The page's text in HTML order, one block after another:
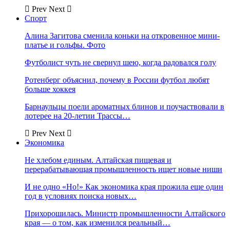
Prev Next
Спорт
Алина Загитова сменила коньки на откровенное мини-
платье и гольфы. Фото
Футболист чуть не свернул шею, когда радовался голу
Ротенберг объяснил, почему в России футбол любят
больше хоккея
Барнаульцы поели ароматных блинов и поучаствовали в
лотерее на 20-летии Трассы…
Prev Next
Экономика
Не хлебом единым. Алтайская пищевая и
перерабатывающая промышленность ищет новые ниши
И не одно «Но!» Как экономика края прожила еще один
год в условиях поиска новых…
Прихорошилась. Министр промышленности Алтайского
края — о том, как изменился реальный…